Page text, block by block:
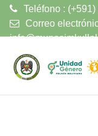
Teléfono :
Correo